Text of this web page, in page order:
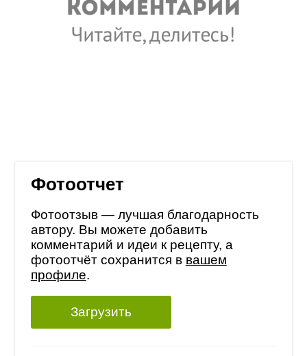
Фотоотчет
Фотоотзыв — лучшая благодарность
автору. Вы можете добавить
комментарий и идеи к рецепту, а
фотоотчёт сохранится в вашем
профиле.
Загрузить